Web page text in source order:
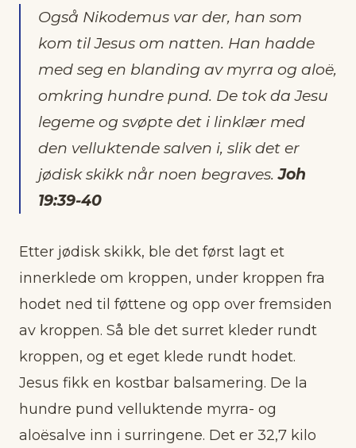
Også Nikodemus var der, han som
kom til Jesus om natten. Han hadde
med seg en blanding av myrra og aloë,
omkring hundre pund. De tok da Jesu
legeme og svøpte det i linklær med
den velluktende salven i, slik det er
jødisk skikk når noen begraves. Joh
19:39-40
Etter jødisk skikk, ble det først lagt et
innerklede om kroppen, under kroppen fra
hodet ned til føttene og opp over fremsiden
av kroppen. Så ble det surret kleder rundt
kroppen, og et eget klede rundt hodet.
Jesus fikk en kostbar balsamering. De la
hundre pund velluktende myrra- og
aloësalve inn i surringene. Det er 32,7 kilo